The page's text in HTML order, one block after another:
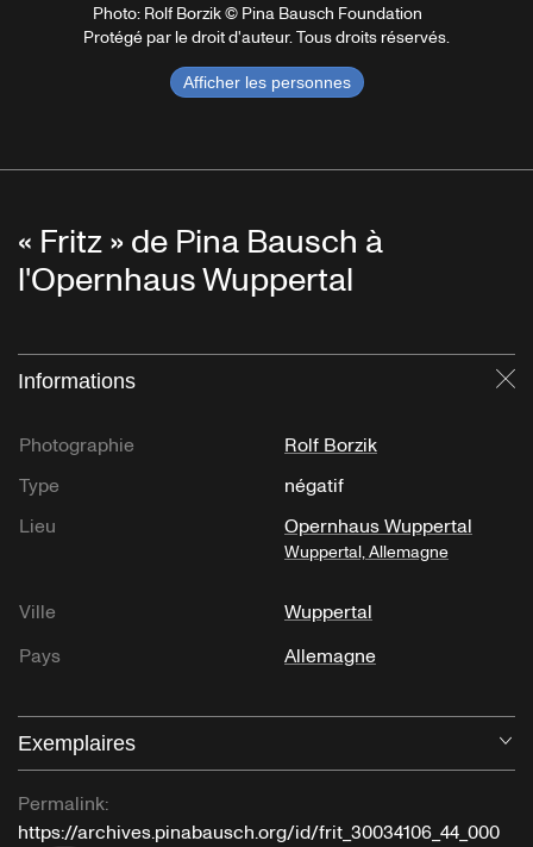
Photo: Rolf Borzik © Pina Bausch Foundation
Protégé par le droit d'auteur. Tous droits réservés.
Afficher les personnes
« Fritz » de Pina Bausch à
l'Opernhaus Wuppertal
Informations
Photographie
Rolf Borzik
Type
négatif
Lieu
Opernhaus Wuppertal
Wuppertal, Allemagne
Ville
Wuppertal
Pays
Allemagne
Exemplaires
Permalink:
https://archives.pinabausch.org/id/frit_30034106_44_000